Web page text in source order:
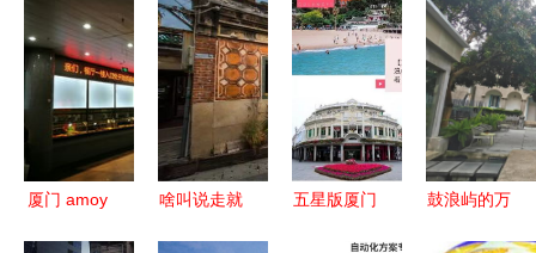
厦门 amoy
啥叫说走就
五星版厦门
鼓浪屿的万